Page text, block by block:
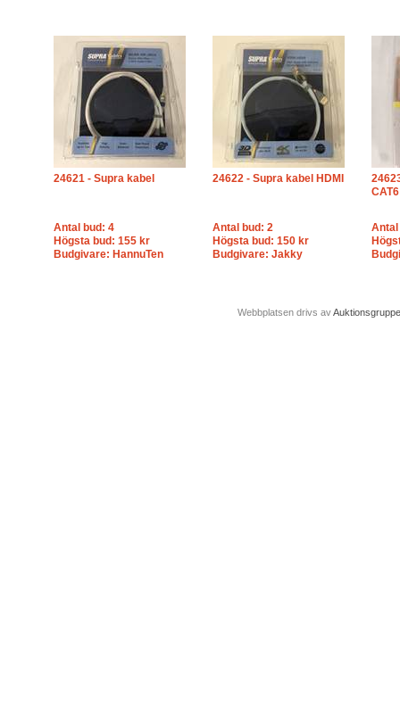
24621 - Supra kabel
Antal bud: 4
Högsta bud: 155 kr
Budgivare: HannuTen
24622 - Supra kabel HDMI
Antal bud: 2
Högsta bud: 150 kr
Budgivare: Jakky
CAT6
Antal
Webbplatsen drivs av